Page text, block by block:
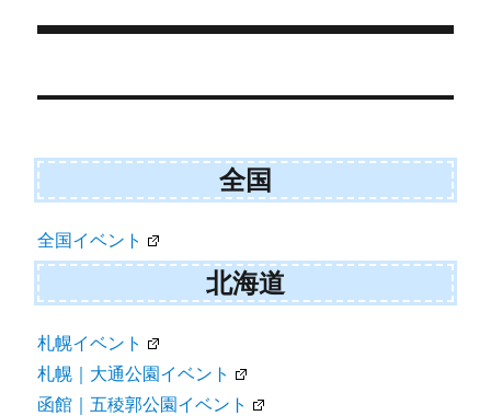
)
稿
ナ
ビ
ゲ
ー
シ
ョ
ン
全国
全国イベント
北海道
札幌イベント
札幌｜大通公園イベント
函館｜五稜郭公園イベント